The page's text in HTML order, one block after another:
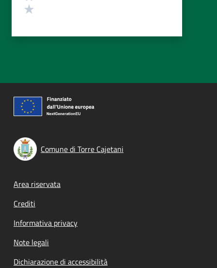
Comune di Torre Cajetani
Footer menu
Area riservata
Crediti
Informativa privacy
Note legali
Dichiarazione di accessibilità